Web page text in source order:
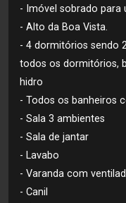
- Imóvel sobrado para
- Alto da Boa Vista.
- 4 dormitórios sendo
todos os dormitórios,
hidro
- Todos os banheiros
- Sala 3 ambientes
- Sala de jantar
- Lavabo
- Varanda com
- Canil